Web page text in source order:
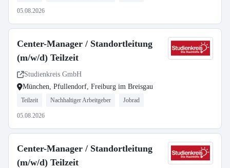
05.08.2026
Center-Manager / Standortleitung
(m/w/d) Teilzeit
Studienkreis GmbH
München, Pfullendorf, Freiburg im Breisgau
Teilzeit Nachhaltiger Arbeitgeber Jobrad
05.08.2026
Center-Manager / Standortleitung
(m/w/d) Teilzeit